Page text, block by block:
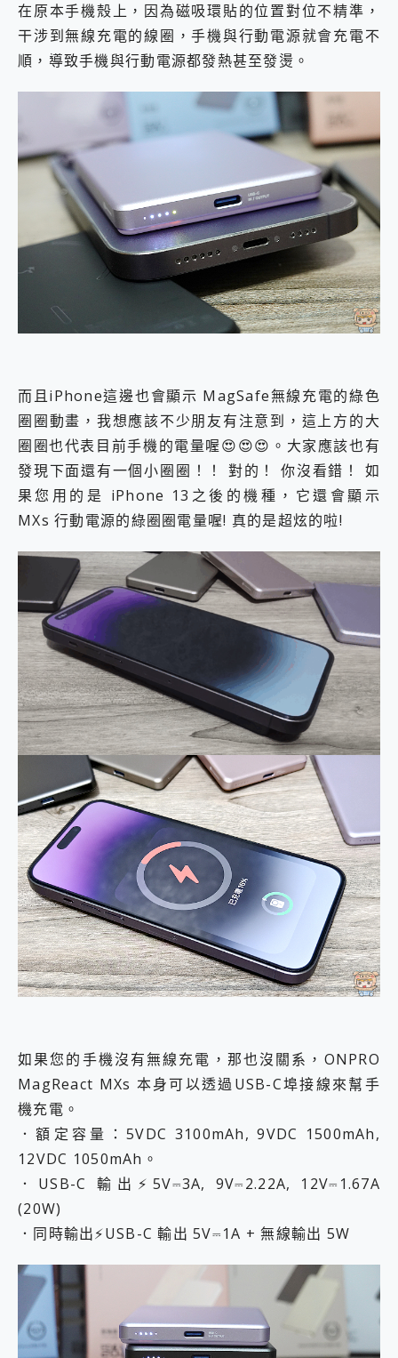
在原本手機殼上，因為磁吸環貼的位置對位不精準，
干涉到無線充電的線圈，手機與行動電源就會充電不
順，導致手機與行動電源都發熱甚至發燙。
而且iPhone這邊也會顯示 MagSafe無線充電的綠色
圈圈動畫，我想應該不少朋友有注意到，這上方的大
圈圈也代表目前手機的電量喔😍😍😍。大家應該也有
發現下面還有一個小圈圈！！ 對的！ 你沒看錯！ 如
果您用的是 iPhone 13之後的機種，它還會顯示
MXs 行動電源的綠圈圈電量喔! 真的是超炫的啦!
如果您的手機沒有無線充電，那也沒關系，ONPRO
MagReact MXs 本身可以透過USB-C埠接線來幫手
機充電。
．額定容量：5VDC 3100mAh, 9VDC 1500mAh,
12VDC 1050mAh。
．USB-C 輸出⚡️5V⎓3A, 9V⎓2.22A, 12V⎓1.67A
(20W)
．同時輸出⚡️USB-C 輸出 5V⎓1A + 無線輸出 5W